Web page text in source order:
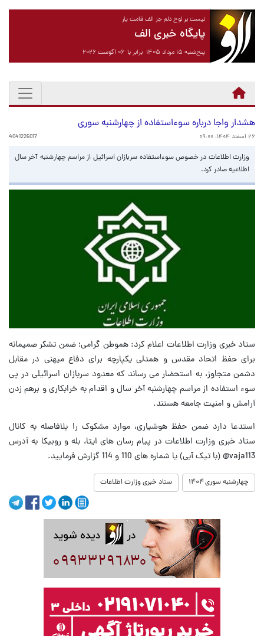
نیست بر لوح دلم جز الف قامت یار
پایگاه خبری الف
پنج‌شنبه ۱۵ مرداد ۱۴۰۵ برابر با ۰۶ آگوست ۲۰۲۶
هشدار واجا درباره سوءاستفاده از چهارشنبه سوری
۲۶ اسفند ۱۴۰۴، ۰۹:۰۰ 4041226017
وزارت اطلاعات در خصوص سوءاستفاده سربازان اسرائیل از مراسم چهارشنبه آخر سال
اطلاعیه صادر کرد.
ستاد خبری وزارت اطلاعات اعلام کرد: هموطن گرامی؛ ضمن تشکر صمیمانه
برای حفظ اتحاد مقدس و همدلی یکپارچه برای دفاع میهنی در مقابل
دشمن متجاوز، به استحضار می رساند که معدود سربازان اسرائیلی در پی
سوء استفاده از مراسم چهارشنبه آخر سال و اقدام به خرابکاری و برهم زدن
آرامش و امنیت جامعه هستند.
استدعا دارد ضمن حفظ هوشیاری، موارد مشکوک را بلافاصله به کانال
ستاد خبری وزارت اطلاعات در پیام رسان های ایتا، بله و روبیکا به آدرس
vaja113@ (با تیک آبی) یا شماره های 110 و 114 گزارش فرمایید.
چهارشنبه سوری ۱۴۰۴ ستاد خبری وزارت اطلاعات